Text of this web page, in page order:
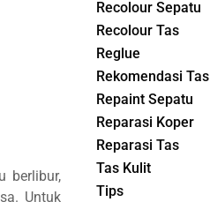
berlibur,
Untuk
Recolour Sepatu
Recolour Tas
Reglue
Rekomendasi Tas
Repaint Sepatu
Reparasi Koper
Reparasi Tas
Tas Kulit
Tips